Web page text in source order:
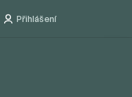
Přihlášení